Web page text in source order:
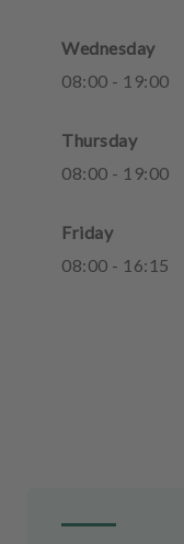
Wednesday
08:00 - 19:00
Thursday
08:00 - 19:00
Friday
08:00 - 16: 15